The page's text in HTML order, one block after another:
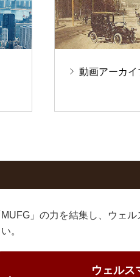
動画アーカイ
」の力を結集し、ウェ
。
ウェルス